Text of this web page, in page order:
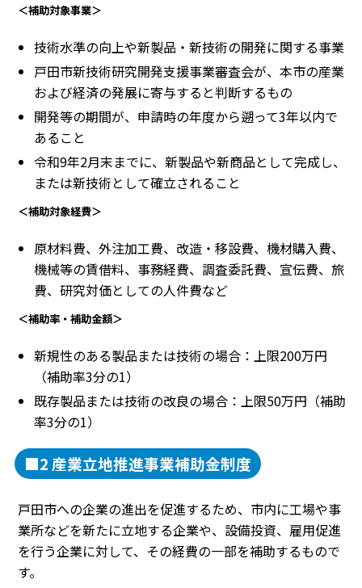
＜補助対象事業＞
技術水準の向上や新製品・新技術の開発に関する事業
戸田市新技術研究開発支援事業審査会が、本市の産業
および経済の発展に寄与すると判断するもの
開発等の期間が、申請時の年度から遡って3年以内で
あること
令和9年2月末までに、新製品や新商品として完成し、
または新技術として確立されること
＜補助対象経費＞
原材料費、外注加工費、改造・移設費、機材購入費、
機械等の賃借料、事務経費、調査委託費、宣伝費、旅
費、研究対価としての人件費など
＜補助率・補助金額＞
新規性のある製品または技術の場合：上限200万円
（補助率3分の1）
既存製品または技術の改良の場合：上限50万円（補助
率3分の1）
■2 産業立地推進事業補助金制度
戸田市への企業の進出を促進するため、市内に工場や事
業所などを新たに立地する企業や、設備投資、雇用促進
を行う企業に対して、その経費の一部を補助するもので
す。